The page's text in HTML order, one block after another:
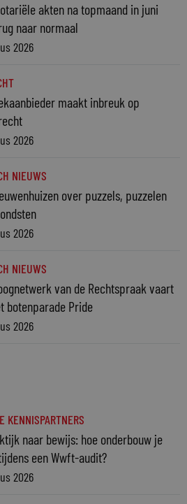
akten na topmaand in juni
naar normaal
2026
maakt inbreuk op
2026
NIEUWS
over puzzels, puzzelen
2026
NIEUWS
van de Rechtspraak vaart
botenparade Pride
2026
KENNISPARTNERS
naar bewijs: hoe onderbouw je
een Wwft-audit?
2026